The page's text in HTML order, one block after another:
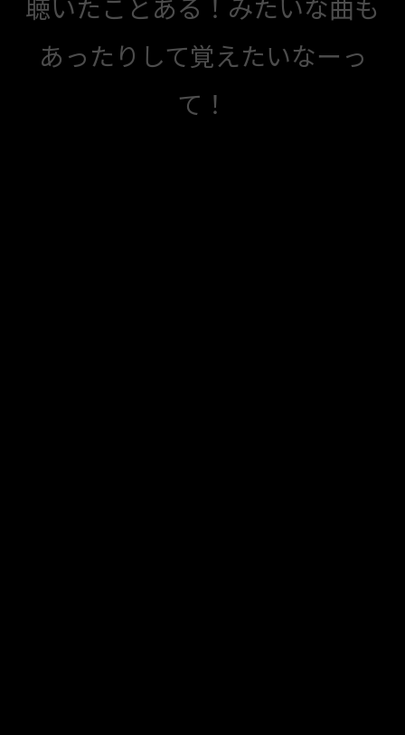
聴いたことある！みたいな曲も
あったりして覚えたいなーっ
て！